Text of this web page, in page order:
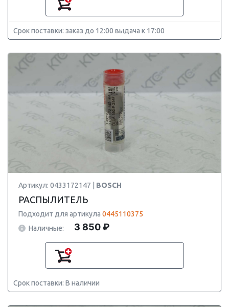
Срок поставки: заказ до 12:00 выдача к 17:00
Артикул: 0433172147 | BOSCH
РАСПЫЛИТЕЛЬ
Подходит для артикула 0445110375
Наличные:
3 850 ₽
Срок поставки: В наличии